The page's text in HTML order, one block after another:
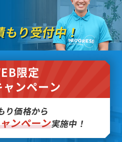
もり受付中！
限定
ンペーン
り価格から
ンペーン実施中！